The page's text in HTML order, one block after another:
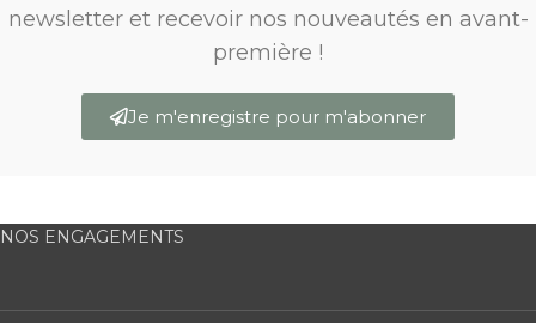
newsletter et recevoir nos nouveautés en avant-
première !
Je m'enregistre pour m'abonner
NOS ENGAGEMENTS